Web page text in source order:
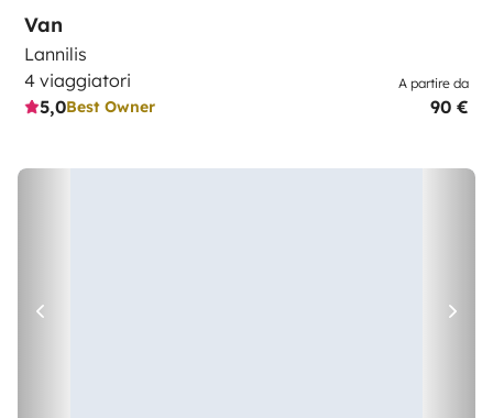
Van
Lannilis
4 viaggiatori
5,0Best Owner
A partire da
90 €